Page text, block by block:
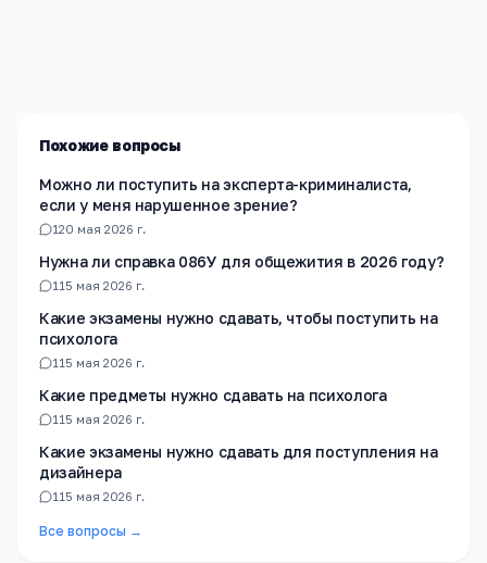
Похожие вопросы
Можно ли поступить на эксперта-криминалиста,
если у меня нарушенное зрение?
120 мая 2026 г.
Нужна ли справка 086У для общежития в 2026 году?
1 15 мая 2026 г.
Какие экзамены нужно сдавать, чтобы поступить на
психолога
1 15 мая 2026 г.
Какие предметы нужно сдавать на психолога
1 15 мая 2026 г.
Какие экзамены нужно сдавать для поступления на
дизайнера
1 15 мая 2026 г.
Все вопросы →